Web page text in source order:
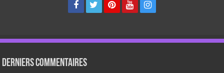
Derniers Commentaires